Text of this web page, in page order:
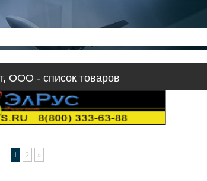
ООО - список товаров
1 2 »